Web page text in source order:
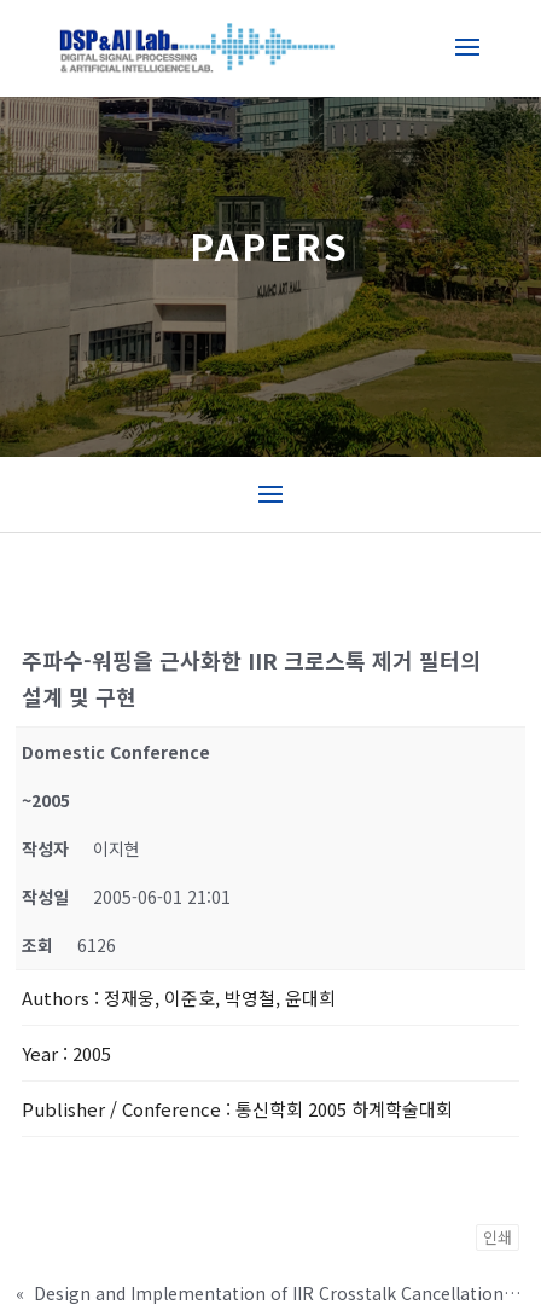
PAPERS
주파수-워핑을 근사화한 IIR 크로스톡 제거 필터의
설계 및 구현
Domestic Conference
~2005
작성자
이지현
작성일
2005-06-01 21:01
조회
6126
Authors : 정재웅, 이준호, 박영철, 윤대희
Year : 2005
Publisher / Conference : 통신학회 2005 하계학술대회
인쇄
«
Design and Implementation of IIR Crosstalk Cancellation Filters Approximating Frequency Warping